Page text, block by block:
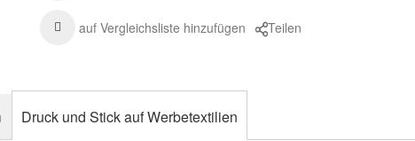
auf Vergleichsliste hinzufügen Teilen
Druck und Stick auf Werbetextilien